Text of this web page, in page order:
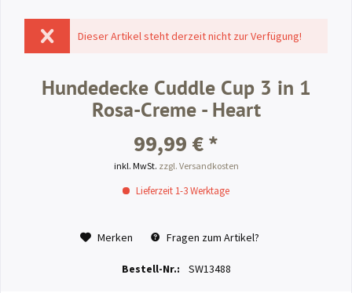
Dieser Artikel steht derzeit nicht zur Verfügung!
Hundedecke Cuddle Cup 3 in 1
Rosa-Creme - Heart
99,99 € *
inkl. MwSt. zzgl. Versandkosten
Lieferzeit 1-3 Werktage
Merken Fragen zum Artikel?
Bestell-Nr.: SW13488